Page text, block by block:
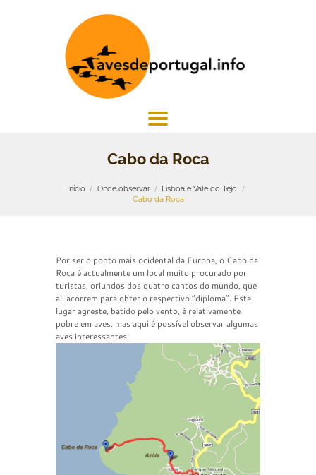
Cabo da Roca
Início Onde observar
Lisboa e Vale do Tejo
Cabo da Roca
Por ser o ponto mais ocidental da Europa, o Cabo da
Roca é actualmente um local muito procurado por
turistas, oriundos dos quatro cantos do mundo, que
ali acorrem para obter o respectivo “diploma”. Este
lugar agreste, batido pelo vento, é relativamente
pobre em aves, mas aqui é possível observar algumas
aves interessantes.